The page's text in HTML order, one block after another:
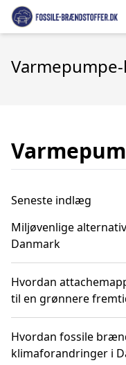
Seneste indlæg
Miljøvenlige
Danmark
Hvordan
til en grønnere
Hvordan fossile
klimaforandringer i